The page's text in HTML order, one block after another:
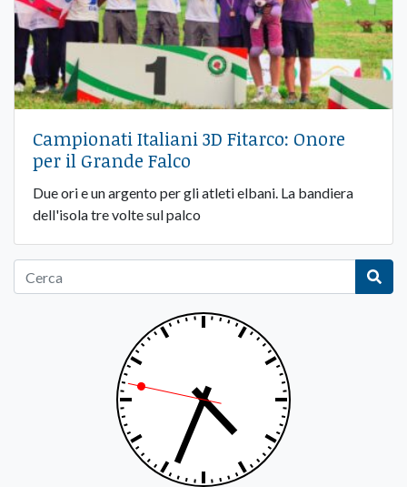
Campionati Italiani 3D Fitarco: Onore
per il Grande Falco
Due ori e un argento per gli atleti elbani. La bandiera
dell'isola tre volte sul palco